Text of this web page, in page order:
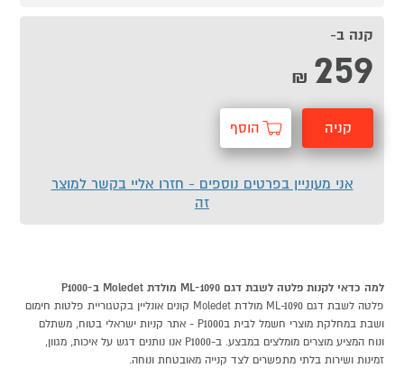
קנה ב-
259
₪
קניה הוסף
אני מעוניין בפרטים נוספים - חזרו אליי בקשר למוצר
זה
למה כדאי לקנות פלטה לשבת דגם ML-1090 מולדת Moledet ב-P1000
פלטה לשבת דגם ML-1090 מולדת Moledet קונים אונליין בקטגוריית פלטות חימום
ושבת במחלקת מוצרי חשמל לבית בP1000 - אתר קניות ישראלי בטוח, משתלם
ונוח המציע מוצרים מומלצים במבצע. ב-P1000 אנו נותנים דגש על איכות, מגוון,
זמינות ושירות בלתי מתפשרים לצד קנייה מאובטחת ונוחה.